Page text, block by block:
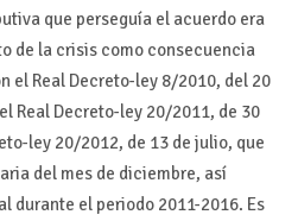
que perseguía el acuerdo era
de la crisis como consecuencia
el Real Decreto-ley 8/2010, del 20
Real Decreto-ley 20/2011, de 30
ley 20/2012, de 13 de julio, que
del mes de diciembre, así
durante el periodo 2011-2016. Es